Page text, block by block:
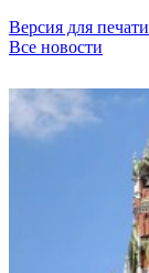
Версия для печати
Все новости